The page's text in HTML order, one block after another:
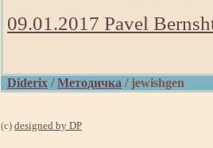
09.01.2017 Pavel
Diderix /Методичка / jewishgen
(с) designed by DP